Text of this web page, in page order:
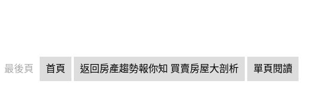
最後頁 首頁 返回房產趨勢報你知 買賣房屋大剖析 單頁閱讀